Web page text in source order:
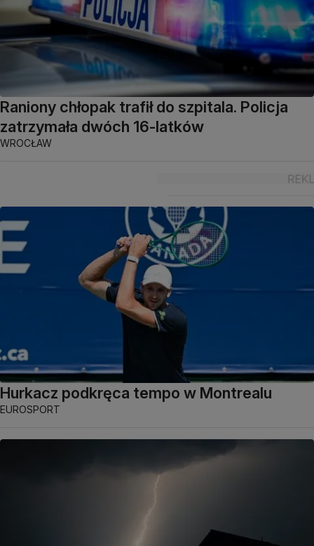
Raniony chłopak trafił do szpitala. Policja
zatrzymała dwóch 16-latków
WROCŁAW
Hurkacz podkręca tempo w Montrealu
EUROSPORT